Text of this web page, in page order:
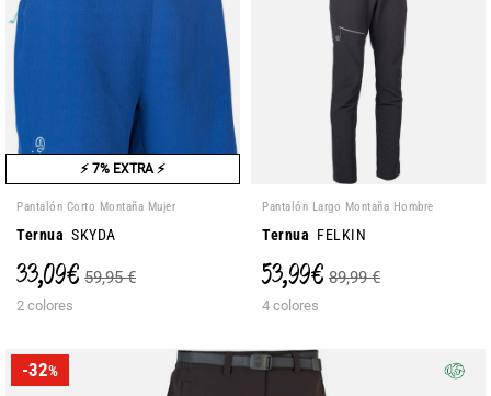
⚡ 7% EXTRA ⚡
Pantalón Corto Montaña Mujer
Ternua SKYDA
33,09 € 59,95 €
2 colores
Pantalón Largo Montaña Hombre
Ternua FELKIN
53,99 € 89,99 €
4 colores
-32%